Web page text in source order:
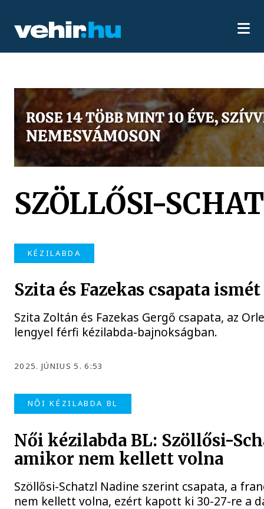
SZÖLLŐSI-
KÉZILABDA
Szita és Fazekas csapata
Szita Zoltán és Fazekas Gergő csapata, az
lengyel férfi kézilabda-bajnokságban.
2025. JÚNIUS 5. 6:53
NŐI KÉZILABDA BL
Női kézilabda BL: Szöllősi-
amikor nem kellett volna
Szöllősi-Schatzl Nadine szerint csapata, a
nem kellett volna, ezért kapott ki 30-27-re a